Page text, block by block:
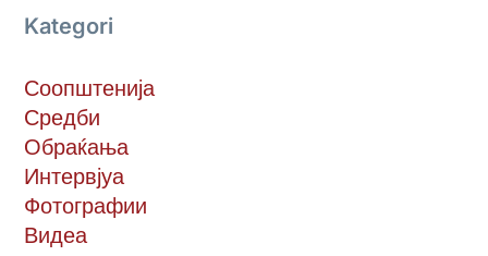
Kategori
Соопштенија
Средби
Обраќања
Интервјуа
Фотографии
Видеа